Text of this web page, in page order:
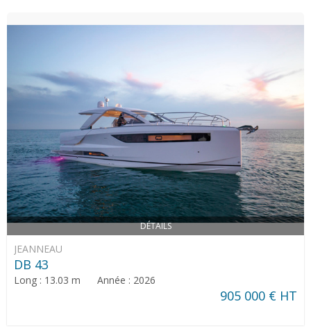
DÉTAILS
JEANNEAU
DB 43
Long : 13.03 m Année : 2026
905 000 € HT